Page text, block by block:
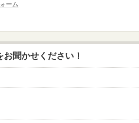
ーム
聞かせください！